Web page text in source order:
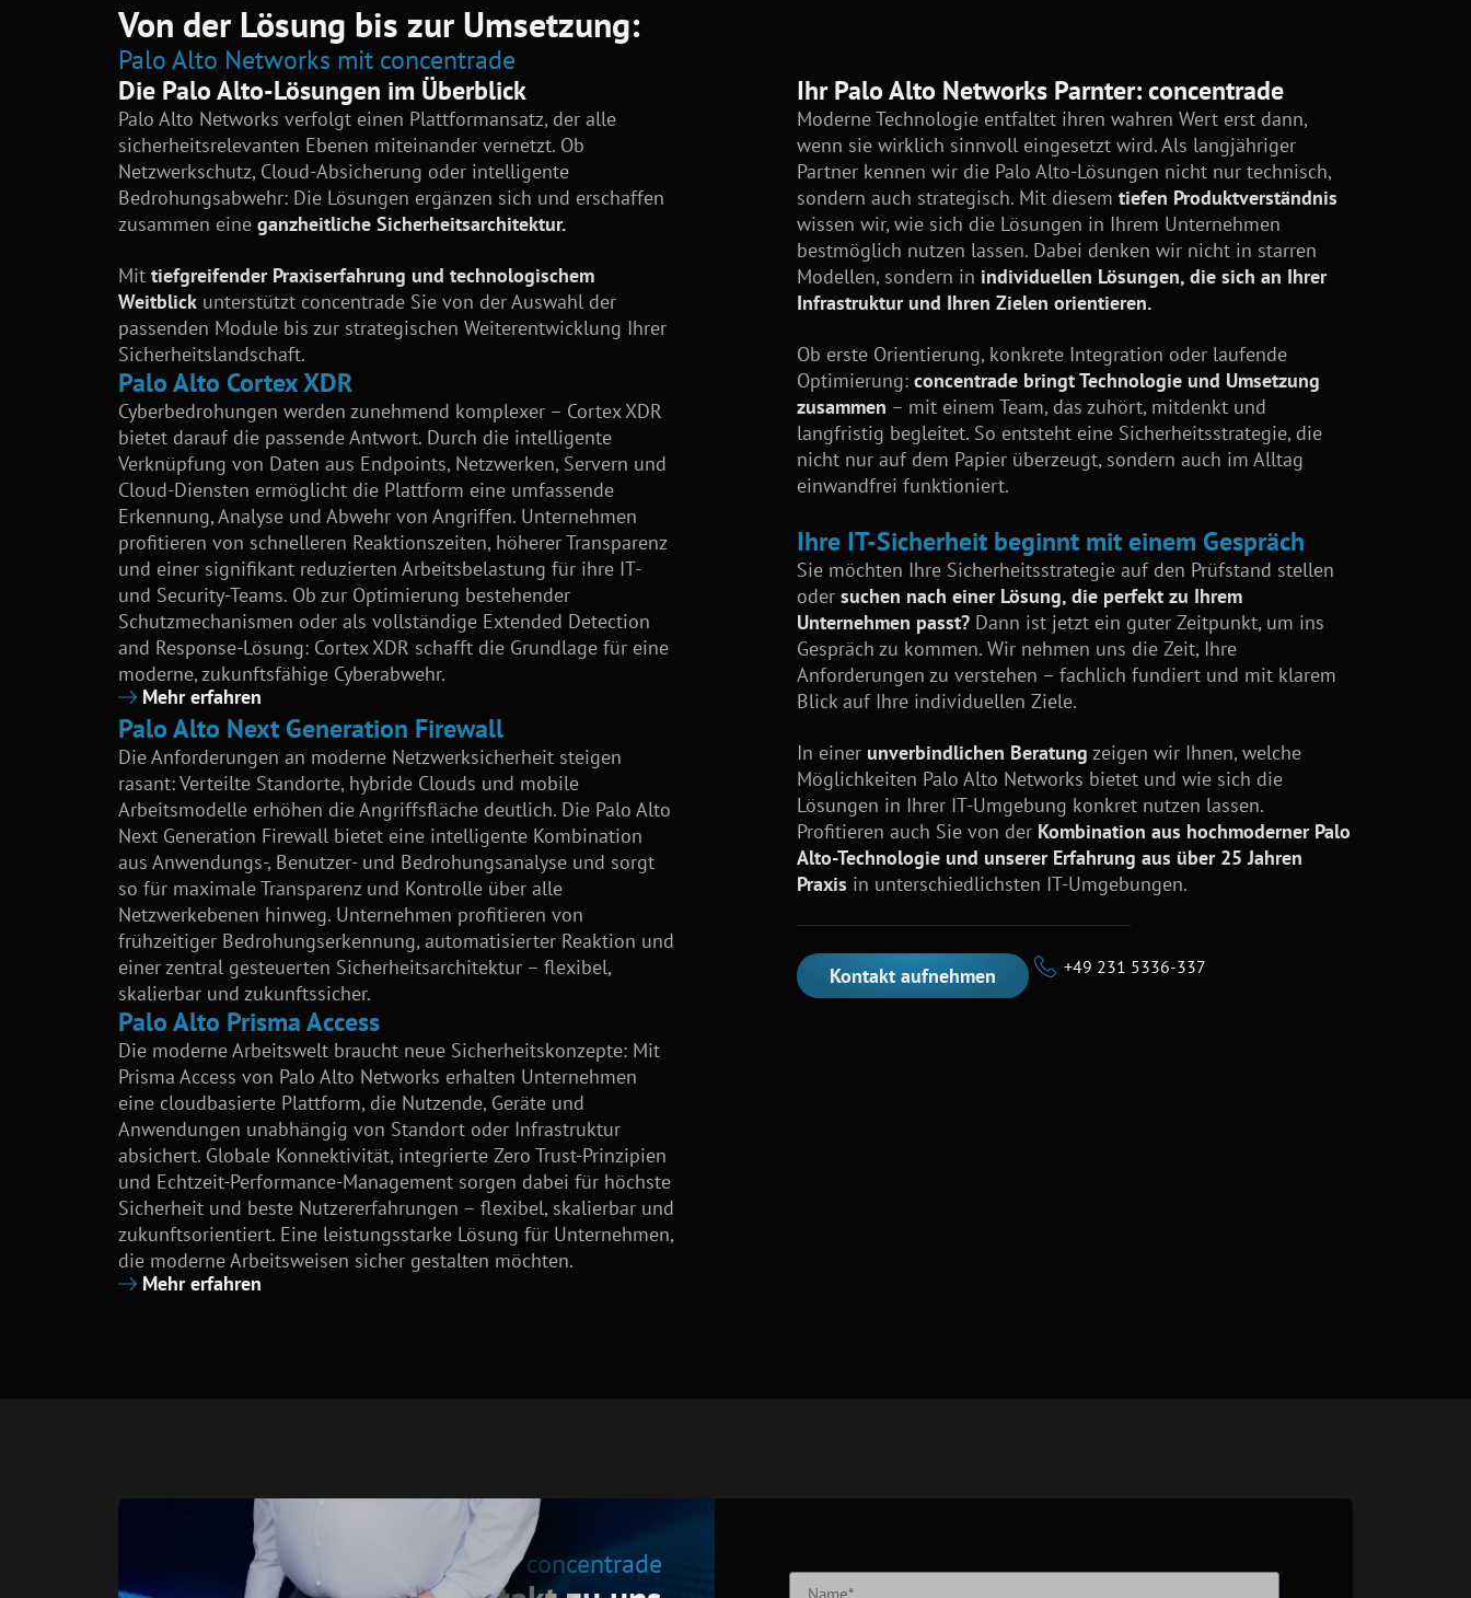
Von der Lösung bis zur Umsetzung:
Palo Alto Networks mit concentrade
Die Palo Alto-Lösungen im Überblick
Palo Alto Networks verfolgt einen Plattformansatz, der alle
sicherheitsrelevanten Ebenen miteinander vernetzt. Ob
Netzwerkschutz, Cloud-Absicherung oder intelligente
Bedrohungsabwehr: Die Lösungen ergänzen sich und erschaffen
zusammen eineganzheitliche Sicherheitsarchitektur.
Mittiefgreifender Praxiserfahrung und technologischem
Weitblickunterstützt concentrade Sie von der Auswahl der
passenden Module bis zur strategischen Weiterentwicklung Ihrer
Sicherheitslandschaft.
Palo Alto Cortex XDR
Cyberbedrohungen werden zunehmend komplexer – Cortex XDR
bietet darauf die passende Antwort. Durch die intelligente
Verknüpfung von Daten aus Endpoints, Netzwerken, Servern und
Cloud-Diensten ermöglicht die Plattform eine umfassende
Erkennung, Analyse und Abwehr von Angriffen. Unternehmen
profitieren von schnelleren Reaktionszeiten, höherer Transparenz
und einer signifikant reduzierten Arbeitsbelastung für ihre IT-
und Security-Teams. Ob zur Optimierung bestehender
Schutzmechanismen oder als vollständige Extended Detection
and Response-Lösung: Cortex XDR schafft die Grundlage für eine
moderne, zukunftsfähige Cyberabwehr.
Mehr erfahren
Palo Alto Next Generation Firewall
Die Anforderungen an moderne Netzwerksicherheit steigen
rasant: Verteilte Standorte, hybride Clouds und mobile
Arbeitsmodelle erhöhen die Angriffsfläche deutlich. Die Palo Alto
Next Generation Firewall bietet eine intelligente Kombination
aus Anwendungs-, Benutzer- und Bedrohungsanalyse und sorgt
so für maximale Transparenz und Kontrolle über alle
Netzwerkebenen hinweg. Unternehmen profitieren von
frühzeitiger Bedrohungserkennung, automatisierter Reaktion und
einer zentral gesteuerten Sicherheitsarchitektur – flexibel,
skalierbar und zukunftssicher.
Palo Alto Prisma Access
Die moderne Arbeitswelt braucht neue Sicherheitskonzepte: Mit
Prisma Access von Palo Alto Networks erhalten Unternehmen
eine cloudbasierte Plattform, die Nutzende, Geräte und
Anwendungen unabhängig von Standort oder Infrastruktur
absichert. Globale Konnektivität, integrierte Zero Trust-Prinzipien
und Echtzeit-Performance-Management sorgen dabei für höchste
Sicherheit und beste Nutzererfahrungen – flexibel, skalierbar und
zukunftsorientiert. Eine leistungsstarke Lösung für Unternehmen,
die moderne Arbeitsweisen sicher gestalten möchten.
Mehr erfahren
Ihr Palo Alto Networks Parnter: concentrade
Moderne Technologie entfaltet ihren wahren Wert erst dann,
wenn sie wirklich sinnvoll eingesetzt wird. Als langjähriger
Partner kennen wir die Palo Alto-Lösungen nicht nur technisch,
sondern auch strategisch. Mit diesemtiefen Produktverständnis
wissen wir, wie sich die Lösungen in Ihrem Unternehmen
bestmöglich nutzen lassen. Dabei denken wir nicht in starren
Modellen, sondern in individuellen Lösungen, die sich an Ihrer
Infrastruktur und Ihren Zielen orientieren.
Ob erste Orientierung, konkrete Integration oder laufende
Optimierung:concentrade bringt Technologie und Umsetzung
zusammen – mit einem Team, das zuhört, mitdenkt und
langfristig begleitet. So entsteht eine Sicherheitsstrategie, die
nicht nur auf dem Papier überzeugt, sondern auch im Alltag
einwandfrei funktioniert.
Ihre IT-Sicherheit beginnt mit einem Gespräch
Sie möchten Ihre Sicherheitsstrategie auf den Prüfstand stellen
odersuchen nach einer Lösung, die perfekt zu Ihrem
Unternehmen passt? Dann ist jetzt ein guter Zeitpunkt, um ins
Gespräch zu kommen. Wir nehmen uns die Zeit, Ihre
Anforderungen zu verstehen – fachlich fundiert und mit klarem
Blick auf Ihre individuellen Ziele.
In einer unverbindlichen Beratung zeigen wir Ihnen, welche
Möglichkeiten Palo Alto Networks bietet und wie sich die
Lösungen in Ihrer IT-Umgebung konkret nutzen lassen.
Profitieren auch Sie von der Kombination aus hochmoderner Palo
Alto-Technologie und unserer Erfahrung aus über 25 Jahren
Praxis in unterschiedlichsten IT-Umgebungen.
Kontakt aufnehmen +49 231 5336-337
concentrade